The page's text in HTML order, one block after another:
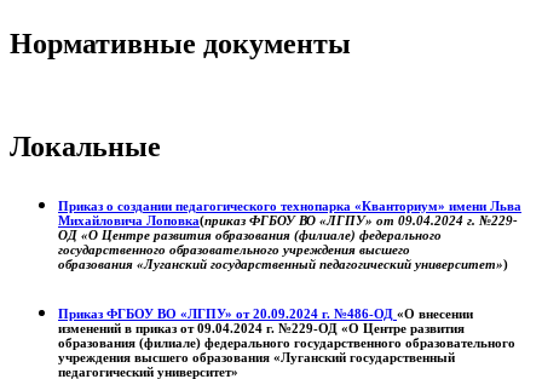
Нормативные документы
Локальные
Приказ о создании педагогического технопарка «Кванториум» имени Льва
Михайловича Лоповка(приказ ФГБОУ ВО «ЛГПУ» от 09.04.2024 г. №229-
ОД «О Центре развития образования (филиале) федерального
государственного образовательного учреждения высшего
образования «Луганский государственный педагогический университет»)
Приказ ФГБОУ ВО «ЛГПУ» от 20.09.2024 г. №486-ОД «О внесении
изменений в приказ от 09.04.2024 г. №229-ОД «О Центре развития
образования (филиале) федерального государственного образовательного
учреждения высшего образования «Луганский государственный
педагогический университет»